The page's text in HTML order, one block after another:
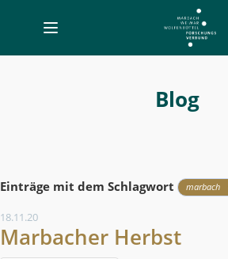
Toggle
navigation
Blog
Einträge mit dem Schlagwort marbach
18.11.20
Marbacher Herbst